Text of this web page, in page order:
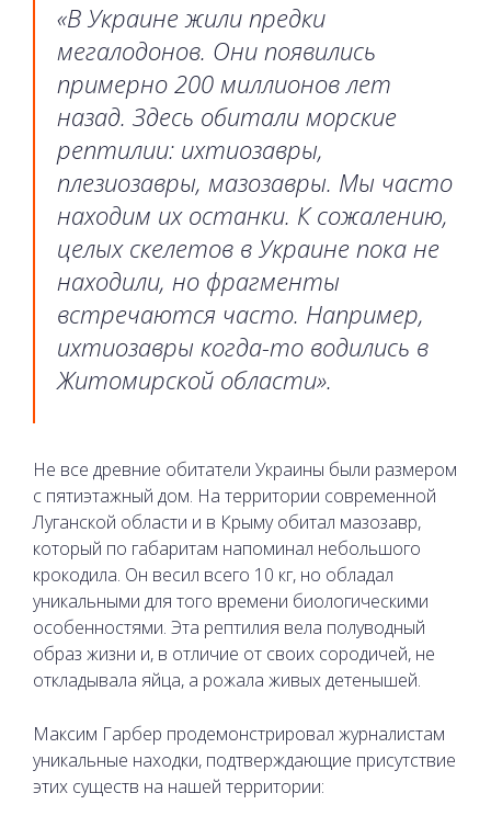
«В Украине жили предки
мегалодонов. Они появились
примерно 200 миллионов лет
назад. Здесь обитали морские
рептилии: ихтиозавры,
плезиозавры, мазозавры. Мы часто
находим их останки. К сожалению,
целых скелетов в Украине пока не
находили, но фрагменты
встречаются часто. Например,
ихтиозавры когда-то водились в
Житомирской области».
Не все древние обитатели Украины были размером
с пятиэтажный дом. На территории современной
Луганской области и в Крыму обитал мазозавр,
который по габаритам напоминал небольшого
крокодила. Он весил всего 10 кг, но обладал
уникальными для того времени биологическими
особенностями. Эта рептилия вела полуводный
образ жизни и, в отличие от своих сородичей, не
откладывала яйца, а рожала живых детенышей.
Максим Гарбер продемонстрировал журналистам
уникальные находки, подтверждающие присутствие
этих существ на нашей территории: